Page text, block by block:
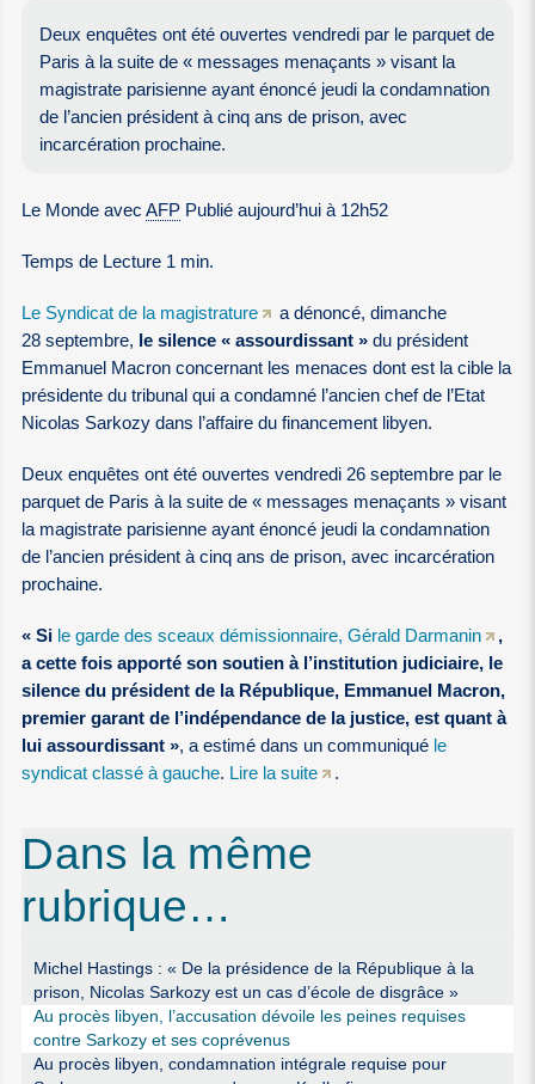
Deux enquêtes ont été ouvertes vendredi par le parquet de
Paris à la suite de « messages menaçants » visant la
magistrate parisienne ayant énoncé jeudi la condamnation
de l’ancien président à cinq ans de prison, avec
incarcération prochaine.
Le Monde avecAFP Publié aujourd’hui à 12h52
Temps de Lecture 1 min.
Le Syndicat de la magistrature
a dénoncé, dimanche
28 septembre, le silence « assourdissant » du président
Emmanuel Macron concernant les menaces dont est la cible la
présidente du tribunal qui a condamné l’ancien chef de l’Etat
Nicolas Sarkozy dans l’affaire du financement libyen.
Deux enquêtes ont été ouvertes vendredi 26 septembre par le
parquet de Paris à la suite de « messages menaçants » visant
la magistrate parisienne ayant énoncé jeudi la condamnation
de l’ancien président à cinq ans de prison, avec incarcération
prochaine.
« Si le garde des sceaux démissionnaire, Gérald Darmanin
,
a cette fois apporté son soutien à l’institution judiciaire, le
silence du président de la République, Emmanuel Macron,
premier garant de l’indépendance de la justice, est quant à
lui assourdissant », a estimé dans un communiqué le
syndicat classé à gauche. Lire la suite .
Dans la même
rubrique…
Michel Hastings : « De la présidence de la République à la
prison, Nicolas Sarkozy est un cas d’école de disgrâce »
Au procès libyen, l’accusation dévoile les peines requises
contre Sarkozy et ses coprévenus
Au procès libyen, condamnation intégrale requise pour